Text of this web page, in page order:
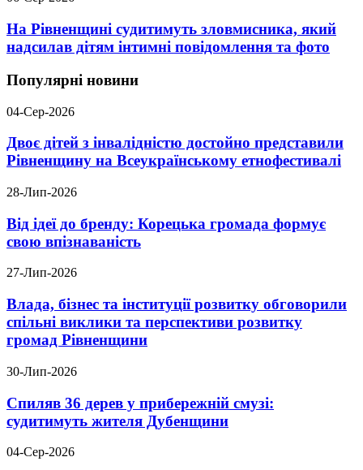
На Рівненщині судитимуть зловмисника, який
надсилав дітям інтимні повідомлення та фото
Популярні новини
04-Сер-2026
Двоє дітей з інвалідністю достойно представили
Рівненщину на Всеукраїнському етнофестивалі
28-Лип-2026
Від ідеї до бренду: Корецька громада формує
свою впізнаваність
27-Лип-2026
Влада, бізнес та інституції розвитку обговорили
спільні виклики та перспективи розвитку
громад Рівненщини
30-Лип-2026
Спиляв 36 дерев у прибережній смузі:
судитимуть жителя Дубенщини
04-Сер-2026